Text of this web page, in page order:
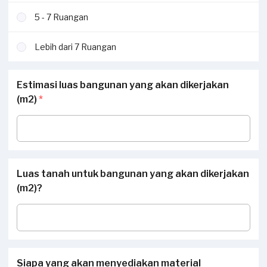
5 - 7 Ruangan
Lebih dari 7 Ruangan
Estimasi luas bangunan yang akan dikerjakan
(m2) *
Luas tanah untuk bangunan yang akan dikerjakan
(m2)?
Siapa yang akan menyediakan material